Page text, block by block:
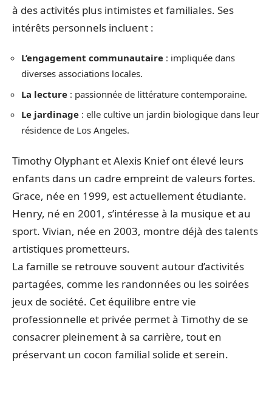
à des activités plus intimistes et familiales. Ses
intérêts personnels incluent :
L’engagement communautaire : impliquée dans
diverses associations locales.
La lecture : passionnée de littérature contemporaine.
Le jardinage : elle cultive un jardin biologique dans leur
résidence de Los Angeles.
Timothy Olyphant et Alexis Knief ont élevé leurs
enfants dans un cadre empreint de valeurs fortes.
Grace, née en 1999, est actuellement étudiante.
Henry, né en 2001, s’intéresse à la musique et au
sport. Vivian, née en 2003, montre déjà des talents
artistiques prometteurs.
La famille se retrouve souvent autour d’activités
partagées, comme les randonnées ou les soirées
jeux de société. Cet équilibre entre vie
professionnelle et privée permet à Timothy de se
consacrer pleinement à sa carrière, tout en
préservant un cocon familial solide et serein.